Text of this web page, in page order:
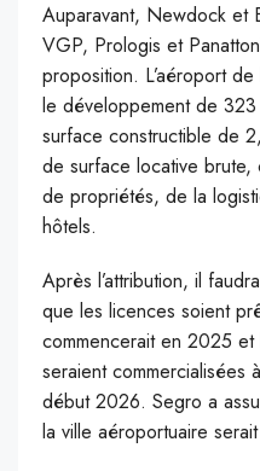
Auparavant, Newdock et
VGP, Prologis et
proposition. L’aéroport
le développement de
surface constructible de
de surface locative brute,
de propriétés, de la
hôtels.
Après l’attribution, il
que les licences soient
commencerait en 2025
seraient
début 2026. Segro a
la ville aéroportuaire